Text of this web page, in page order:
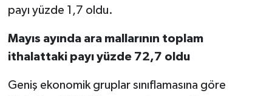
payı yüzde 1,7 oldu.
Mayıs ayında ara mallarının toplam
ithalattaki payı yüzde 72,7 oldu
Geniş ekonomik gruplar sınıflamasına göre